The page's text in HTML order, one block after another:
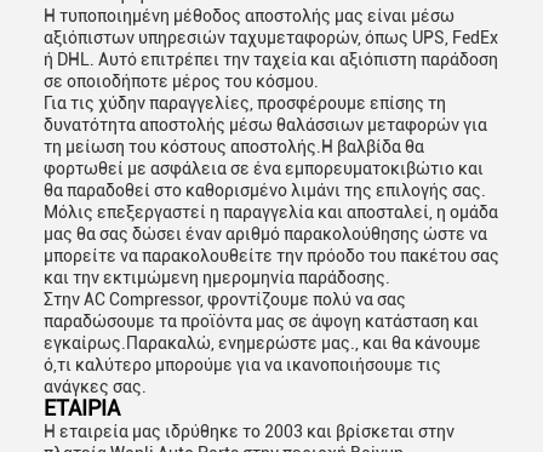
Η τυποποιημένη μέθοδος αποστολής μας είναι μέσω
αξιόπιστων υπηρεσιών ταχυμεταφορών, όπως UPS, FedEx
ή DHL. Αυτό επιτρέπει την ταχεία και αξιόπιστη παράδοση
σε οποιοδήποτε μέρος του κόσμου.
Για τις χύδην παραγγελίες, προσφέρουμε επίσης τη
δυνατότητα αποστολής μέσω θαλάσσιων μεταφορών για
τη μείωση του κόστους αποστολής.Η βαλβίδα θα
φορτωθεί με ασφάλεια σε ένα εμπορευματοκιβώτιο και
θα παραδοθεί στο καθορισμένο λιμάνι της επιλογής σας.
Μόλις επεξεργαστεί η παραγγελία και αποσταλεί, η ομάδα
μας θα σας δώσει έναν αριθμό παρακολούθησης ώστε να
μπορείτε να παρακολουθείτε την πρόοδο του πακέτου σας
και την εκτιμώμενη ημερομηνία παράδοσης.
Στην AC Compressor, φροντίζουμε πολύ να σας
παραδώσουμε τα προϊόντα μας σε άψογη κατάσταση και
εγκαίρως.Παρακαλώ, ενημερώστε μας., και θα κάνουμε
ό,τι καλύτερο μπορούμε για να ικανοποιήσουμε τις
ανάγκες σας.
ΕΤΑΙΡΙΑ
Η εταιρεία μας ιδρύθηκε το 2003 και βρίσκεται στην